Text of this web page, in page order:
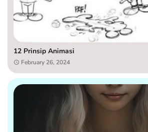
12 Prinsip Animasi
February 26, 2024